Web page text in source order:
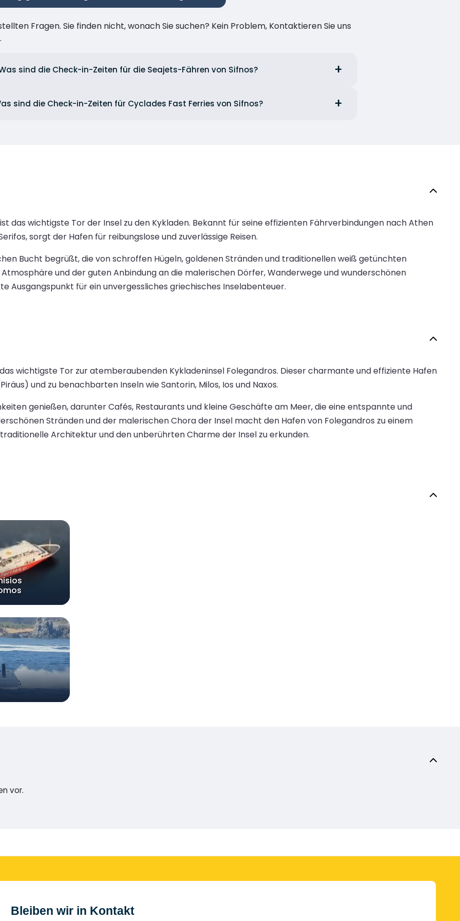
Fragen. Sie finden nicht, wonach Sie suchen? Kein Problem, Kontaktieren Sie uns
sind die Check-in-Zeiten für die Seajets-Fähren von Sifnos?
sind die Check-in-Zeiten für Cyclades Fast Ferries von Sifnos?
das wichtigste Tor der Insel zu den Kykladen. Bekannt für seine effizienten Fährverbindungen nach Athen
sorgt der Hafen für reibungslose und zuverlässige Reisen.
Bucht begrüßt, die von schroffen Hügeln, goldenen Stränden und traditionellen weiß getünchten
und der guten Anbindung an die malerischen Dörfer, Wanderwege und wunderschönen
Ausgangspunkt für ein unvergessliches griechisches Inselabenteuer.
wichtigste Tor zur atemberaubenden Kykladeninsel Folegandros. Dieser charmante und effiziente Hafen
und zu benachbarten Inseln wie Santorin, Milos, Ios und Naxos.
genießen, darunter Cafés, Restaurants und kleine Geschäfte am Meer, die eine entspannte und
Stränden und der malerischen Chora der Insel macht den Hafen von Folegandros zu einem
Architektur und den unberührten Charme der Insel zu erkunden.
vor.
Bleiben wir in Kontakt